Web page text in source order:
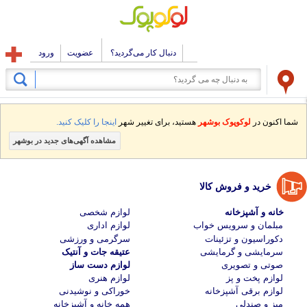
دنبال کار می‌گردید؟ عضویت ورود
شما اکنون در لوکوپوک بوشهر هستید، برای تغییر شهر اینجا را کلیک کنید.
مشاهده آگهی‌های جدید در بوشهر
خرید و فروش کالا
خانه و آشپزخانه
مبلمان و سرویس خواب
دکوراسیون و تزئینات
سرمایشی و گرمایشی
صوتی و تصویری
لوازم پخت و پز
لوازم برقی آشپزخانه
میز و صندلی
لوازم شخصی
لوازم اداری
سرگرمی و ورزشی
عتیقه جات و آنتیک
لوازم دست ساز
لوازم هنری
خوراکی و نوشیدنی
همه خانه و آشپزخانه